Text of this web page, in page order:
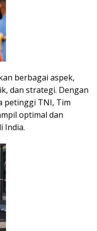
berbagai aspek,
dan strategi. Dengan
petinggi TNI, Tim
optimal dan
India.